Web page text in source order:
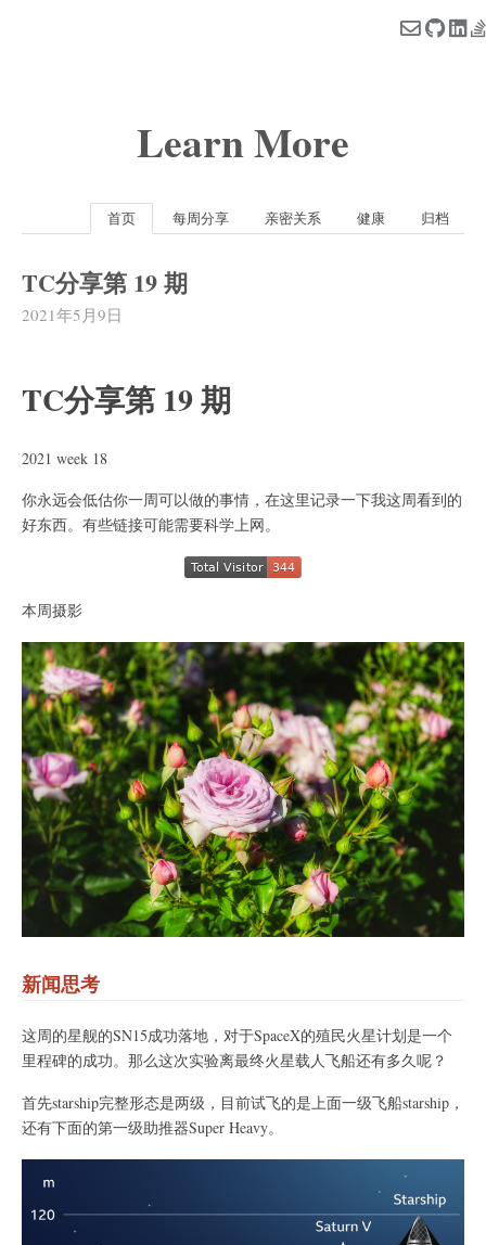
Learn More
首页 每周分享 亲密关系 健康 归档
TC分享第 19 期
2021年5月9日
TC分享第 19 期
2021 week 18
你永远会低估你一周可以做的事情，在这里记录一下我这周看到的
好东西。有些链接可能需要科学上网。
本周摄影
新闻思考
这周的星舰的SN15成功落地，对于SpaceX的殖民火星计划是一个
里程碑的成功。那么这次实验离最终火星载人飞船还有多久呢？
首先starship完整形态是两级，目前试飞的是上面一级飞船starship，
还有下面的第一级助推器Super Heavy。